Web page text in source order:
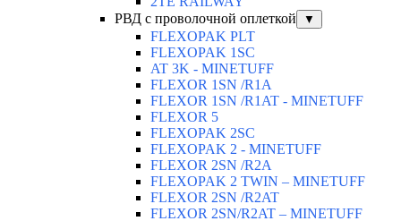
РВД с проволочной оплеткой
▼
FLEXOPAK PLT
FLEXOPAK 1SС
AT 3K - MINETUFF
FLEXOR 1SN /R1A
FLEXOR 1SN /R1AT - MINETUFF
FLEXOR 5
FLEXOPAK 2SС
FLEXOPAK 2 - MINETUFF
FLEXOR 2SN /R2A
FLEXOPAK 2 TWIN – MINETUFF
FLEXOR 2SN /R2AT
FLEXOR 2SN/R2AT – MINETUFF